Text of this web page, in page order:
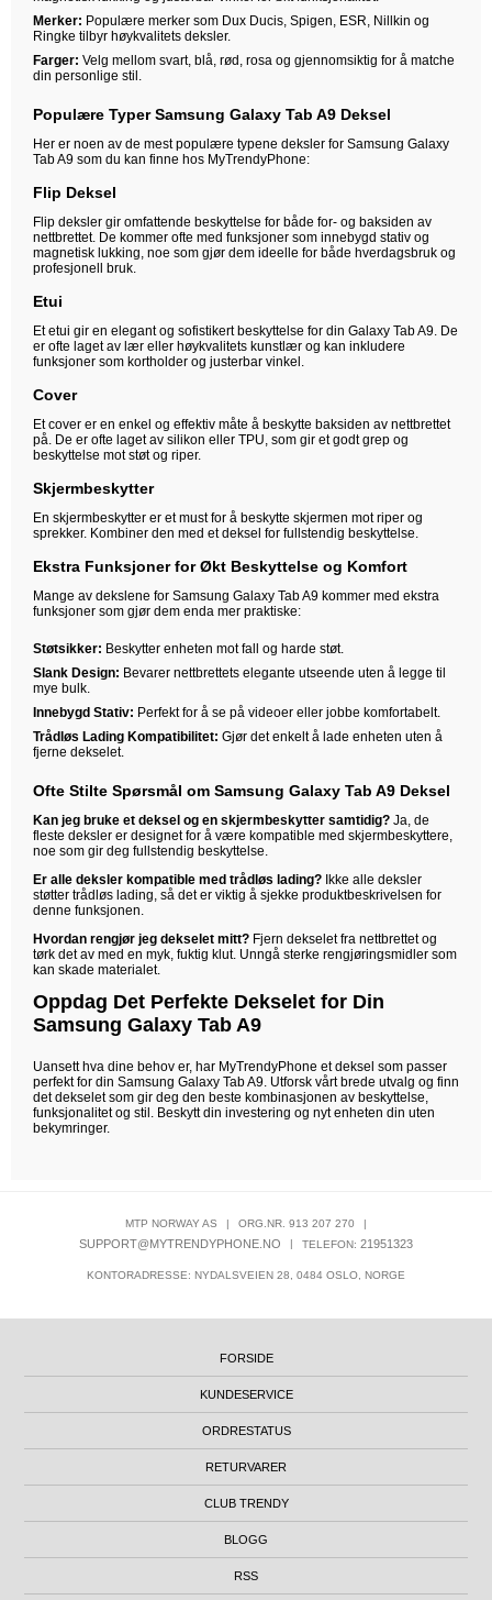
Merker: Populære merker som Dux Ducis, Spigen, ESR, Nillkin og
Ringke tilbyr høykvalitets deksler.
Farger: Velg mellom svart, blå, rød, rosa og gjennomsiktig for å matche
din personlige stil.
Populære Typer Samsung Galaxy Tab A9 Deksel
Her er noen av de mest populære typene deksler for Samsung Galaxy
Tab A9 som du kan finne hos MyTrendyPhone:
Flip Deksel
Flip deksler gir omfattende beskyttelse for både for- og baksiden av
nettbrettet. De kommer ofte med funksjoner som innebygd stativ og
magnetisk lukking, noe som gjør dem ideelle for både hverdagsbruk og
profesjonell bruk.
Etui
Et etui gir en elegant og sofistikert beskyttelse for din Galaxy Tab A9. De
er ofte laget av lær eller høykvalitets kunstlær og kan inkludere
funksjoner som kortholder og justerbar vinkel.
Cover
Et cover er en enkel og effektiv måte å beskytte baksiden av nettbrettet
på. De er ofte laget av silikon eller TPU, som gir et godt grep og
beskyttelse mot støt og riper.
Skjermbeskytter
En skjermbeskytter er et must for å beskytte skjermen mot riper og
sprekker. Kombiner den med et deksel for fullstendig beskyttelse.
Ekstra Funksjoner for Økt Beskyttelse og Komfort
Mange av dekslene for Samsung Galaxy Tab A9 kommer med ekstra
funksjoner som gjør dem enda mer praktiske:
Støtsikker: Beskytter enheten mot fall og harde støt.
Slank Design: Bevarer nettbrettets elegante utseende uten å legge til
mye bulk.
Innebygd Stativ: Perfekt for å se på videoer eller jobbe komfortabelt.
Trådløs Lading Kompatibilitet: Gjør det enkelt å lade enheten uten å
fjerne dekselet.
Ofte Stilte Spørsmål om Samsung Galaxy Tab A9 Deksel
Kan jeg bruke et deksel og en skjermbeskytter samtidig? Ja, de
fleste deksler er designet for å være kompatible med skjermbeskyttere,
noe som gir deg fullstendig beskyttelse.
Er alle deksler kompatible med trådløs lading? Ikke alle deksler
støtter trådløs lading, så det er viktig å sjekke produktbeskrivelsen for
denne funksjonen.
Hvordan rengjør jeg dekselet mitt? Fjern dekselet fra nettbrettet og
tørk det av med en myk, fuktig klut. Unngå sterke rengjøringsmidler som
kan skade materialet.
Oppdag Det Perfekte Dekselet for Din
Samsung Galaxy Tab A9
Uansett hva dine behov er, har MyTrendyPhone et deksel som passer
perfekt for din Samsung Galaxy Tab A9. Utforsk vårt brede utvalg og finn
det dekselet som gir deg den beste kombinasjonen av beskyttelse,
funksjonalitet og stil. Beskytt din investering og nyt enheten din uten
bekymringer.
MTP NORWAY AS | ORG.NR. 913 207 270 |
SUPPORT@MYTRENDYPHONE.NO | TELEFON: 21951323
KONTORADRESSE: NYDALSVEIEN 28, 0484 OSLO, NORGE
FORSIDE
KUNDESERVICE
ORDRESTATUS
RETURVARER
CLUB TRENDY
BLOGG
RSS